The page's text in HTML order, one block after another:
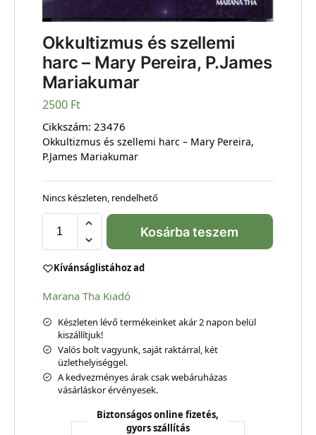
Okkultizmus és szellemi
harc – Mary Pereira, P.James
Mariakumar
2500 Ft
Cikkszám: 23476
Okkultizmus és szellemi harc – Mary Pereira,
P.James Mariakumar
Nincs készleten, rendelhető
Kosárba teszem
Kívánságlistához ad
Marana Tha Kiadó
Készleten lévő termékeinket akár 2 napon belül
kiszállítjuk!
Valós bolt vagyunk, saját raktárral, két
üzlethelyiséggel.
A kedvezményes árak csak webáruházas
vásárláskor érvényesek.
Biztonságos online fizetés,
gyors szállítás